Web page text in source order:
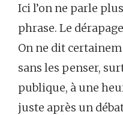
Ici l’on ne parle
phrase. Le
On ne dit
sans les penser,
publique, à une
juste après un